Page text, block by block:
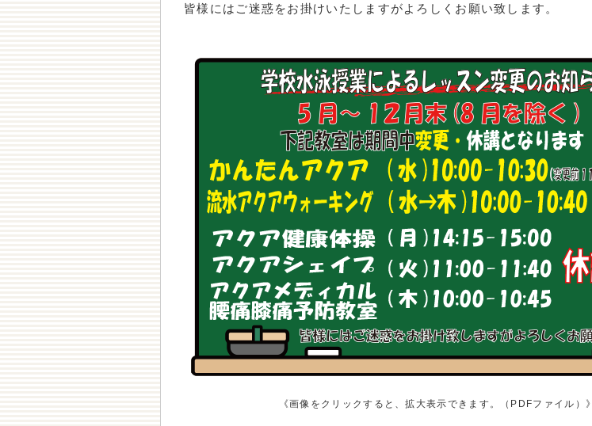
皆様にはご迷惑をお掛けいたしますがよろしくお願い致します。
《画像をクリックすると、拡大表示できます。（PDFファイル）》